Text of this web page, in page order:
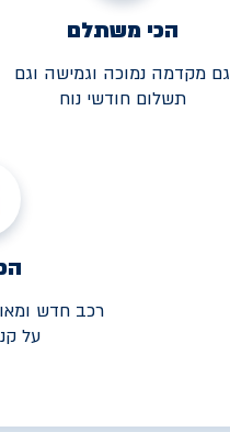
הכי משתלם
גם מקדמה נמוכה וגמישה וגם
תשלום חודשי נוח
רכב חדש
על
מחיר חודשי החל מ-